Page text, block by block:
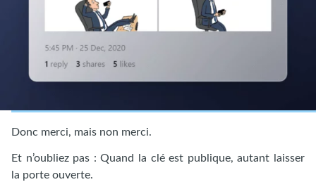
Donc merci, mais non merci.
Et n’oubliez pas : Quand la clé est publique, autant laisser
la porte ouverte.